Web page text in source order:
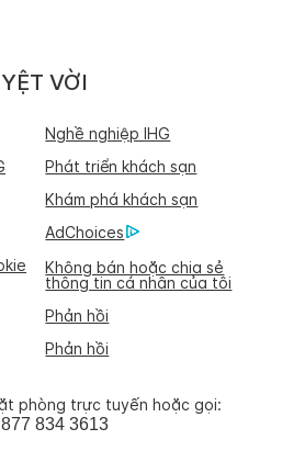
VỜI
Nghề nghiệp IHG
Phát triển khách sạn
Khám phá khách sạn
AdChoices
Không bán hoặc chia sẻ
thông tin cá nhân của tôi
Phản hồi
Phản hồi
phòng trực tuyến hoặc gọi:
834 3613